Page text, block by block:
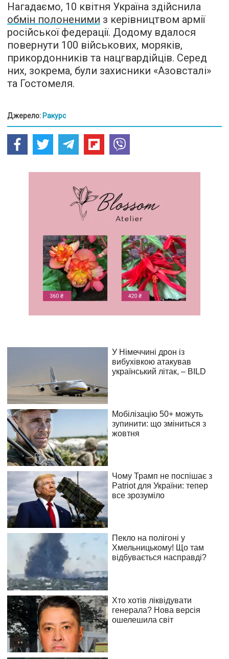
Нагадаємо, 10 квітня Україна здійснила
обмін полоненими з керівництвом армії
російської федерації. Додому вдалося
повернути 100 військових, моряків,
прикордонників та нацгвардійців. Серед
них, зокрема, були захисники «Азовсталі»
та Гостомеля.
Джерело: Ракурс